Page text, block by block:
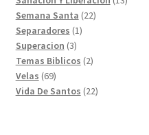
Semana Santa 2222
Separadores 11
Superacion 33
productos
Temas Biblicos 22
Velas 6969
productos
Vida De Santos 2222